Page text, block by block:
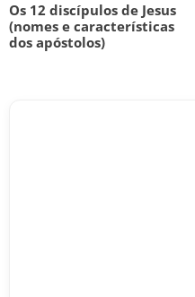
Os 12 discípulos de Jesus
(nomes e características
dos apóstolos)